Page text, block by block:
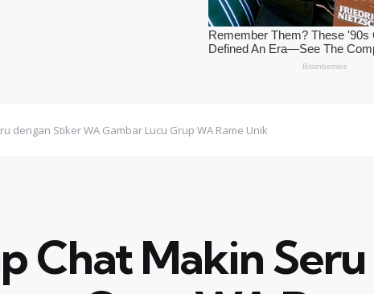
dengan Stiker WA Gambar Lucu Grup WA Rame Unik
Chat Makin